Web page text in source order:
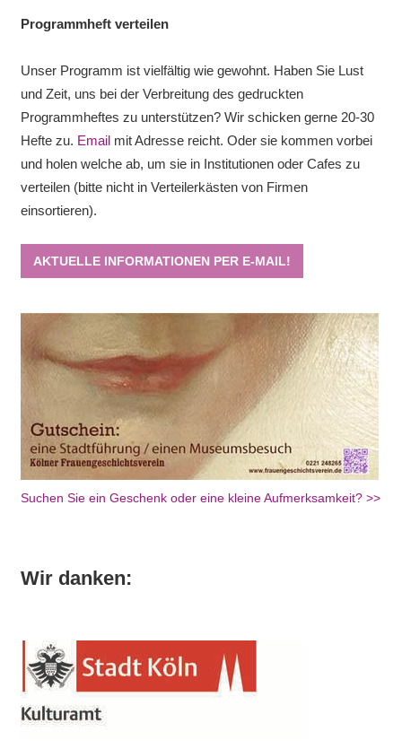
Programmheft verteilen
Unser Programm ist vielfältig wie gewohnt. Haben Sie Lust
und Zeit, uns bei der Verbreitung des gedruckten
Programmheftes zu unterstützen? Wir schicken gerne 20-30
Hefte zu. Emailmit Adresse reicht. Oder sie kommen vorbei
und holen welche ab, um sie in Institutionen oder Cafes zu
verteilen (bitte nicht in Verteilerkästen von Firmen
einsortieren).
AKTUELLE INFORMATIONEN PER E-MAIL!
Suchen Sie ein Geschenk oder eine kleine Aufmerksamkeit? >>
Wir danken: